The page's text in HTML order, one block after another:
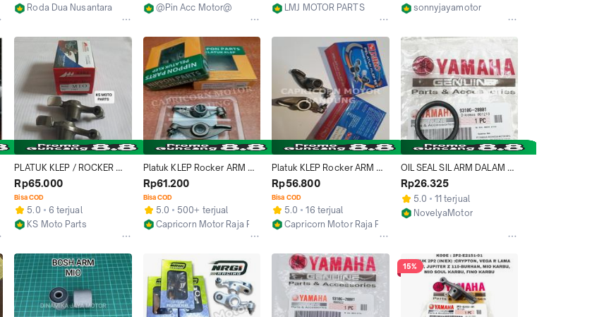
Roda Dua Nusantara
@Pin Acc Motor@
LMJ MOTOR PARTS
sonnyjayamotor
PLATUK KLEP / ROCKER
ARM MIO, MIO-SOUL,
NOUVO, JUPITER Z
Rp65.000
Bisa COD
5.0
6 terjual
KS Moto Parts
Platuk KLEP Rocker ARM
MIO JUPITER Z NOUVO NPP
Rp61.200
Bisa COD
5.0
500+ terjual
Capricorn Motor Raja Piston
Platuk KLEP Rocker ARM
MIO JUPITER Z NOUVO
RIKO
Rp56.800
Bisa COD
5.0
16 terjual
Capricorn Motor Raja Piston
OIL SEAL SIL ARM DALAM
NMAX AEROX LEXI NEW
NMAX XEON NOUVO
93106-28801
Rp26.325
5.0
11 terjual
NovelyaMotor
15%